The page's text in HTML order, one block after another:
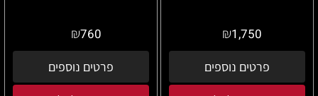
₪1,750
פרטים נוספים
₪760
פרטים נוספים